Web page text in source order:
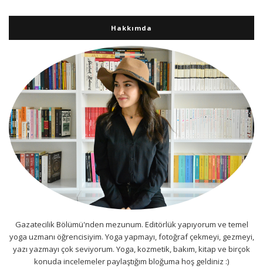
Hakkımda
Gazatecilik Bölümü'nden mezunum. Editörlük yapıyorum ve temel
yoga uzmanı öğrencisiyim. Yoga yapmayı, fotoğraf çekmeyi, gezmeyi,
yazı yazmayı çok seviyorum. Yoga, kozmetik, bakım, kitap ve birçok
konuda incelemeler paylaştığım bloğuma hoş geldiniz :)